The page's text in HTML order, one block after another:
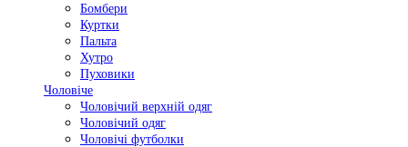
Бомбери
Куртки
Пальта
Хутро
Пуховики
Чоловіче
Чоловічий верхній одяг
Чоловічий одяг
Чоловічі футболки